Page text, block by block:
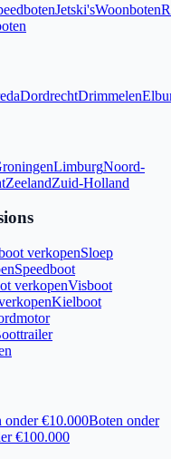
Jetski'sWoonboten
DordrechtDrimmelen
LimburgNoord-
ZeelandZuid-Holland
verkopenSloep
Speedboot
verkopenVisboot
Kielboot
onder €10.000Boten onder
€100.000